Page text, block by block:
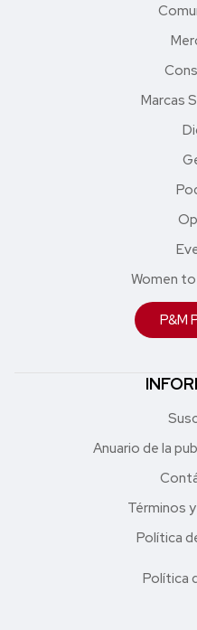
Marcas
Women
P&M
Anuario de la
Términos
Política
Política